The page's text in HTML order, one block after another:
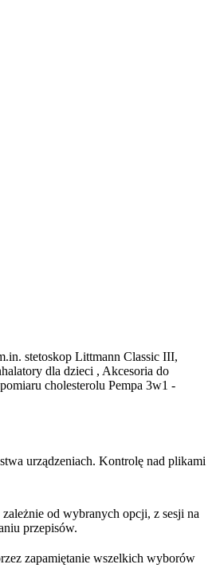
stetoskop Littmann Classic III,
dla dzieci , Akcesoria do
cholesterolu Pempa 3w1 -
urządzeniach. Kontrolę nad plikami
od wybranych opcji, z sesji na
przepisów.
zapamiętanie wszelkich wyborów